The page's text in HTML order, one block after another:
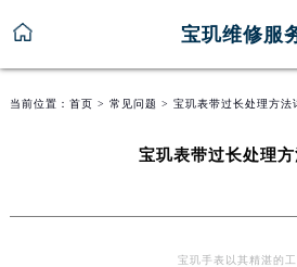
宝玑维修服
当前位置： 首页 > 常见问题 > 宝玑表带过长处理方法
宝玑表带过长处理
宝玑手表以其精湛的